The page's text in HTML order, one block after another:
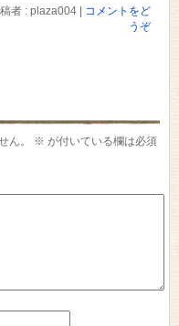
者 : plaza004 | コメントをど
うぞ
ん。 ※ が付いている欄は必須